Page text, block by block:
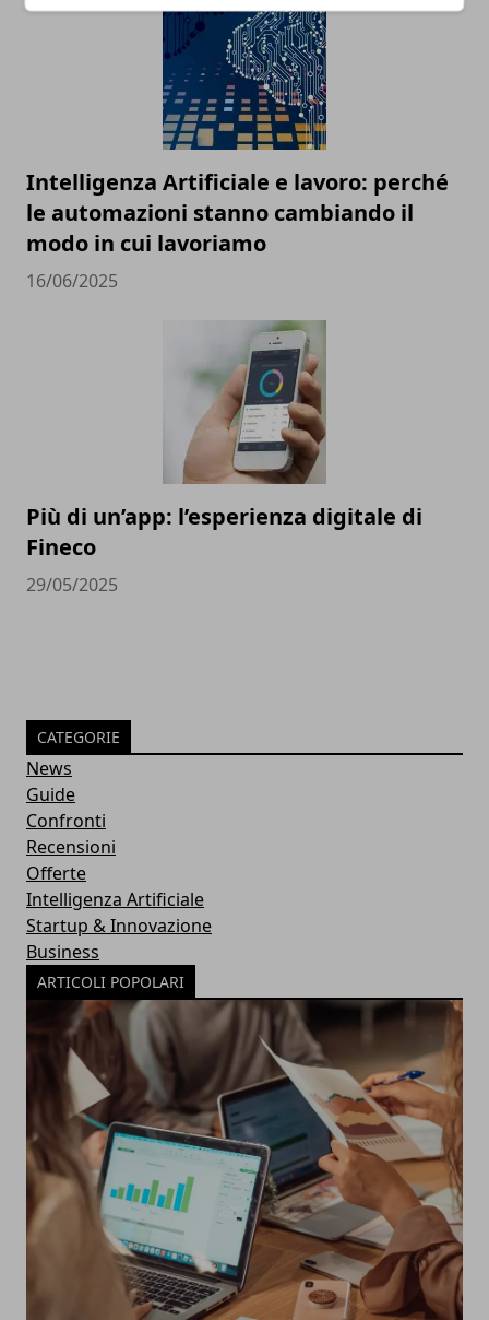
Intelligenza Artificiale e lavoro: perché
le automazioni stanno cambiando il
modo in cui lavoriamo
16/06/2025
Più di un’app: l’esperienza digitale di
Fineco
29/05/2025
CATEGORIE
News
Guide
Confronti
Recensioni
Offerte
Intelligenza Artificiale
Startup & Innovazione
Business
ARTICOLI POPOLARI